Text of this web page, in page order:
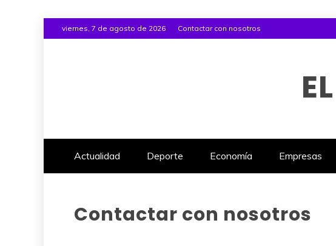
Saltar
al
viernes, 7 de agosto de 2026 Contactar con nosotros
Actualidad Deporte Economía Empresas
Contactar con nosotros